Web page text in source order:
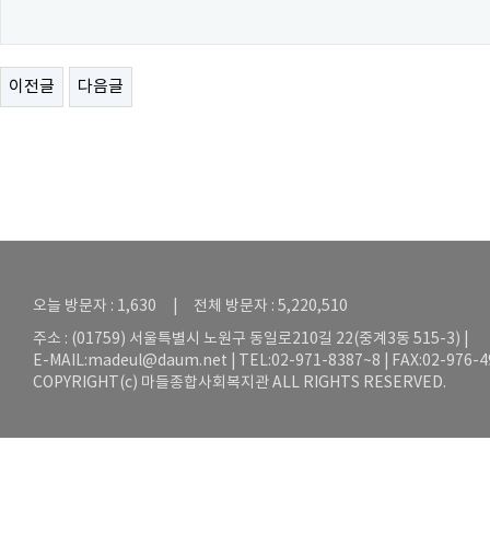
이전글 다음글
오늘 방문자 : 1,630 | 전체 방문자 : 5,220,510
주소 : (01759) 서울특별시 노원구 동일로210길 22(중계3동 515-3) |
E-MAIL:madeul@daum.net | TEL:02-971-8387~8 | FAX:02-976-
COPYRIGHT(c) 마들종합사회복지관 ALL RIGHTS RESERVED.